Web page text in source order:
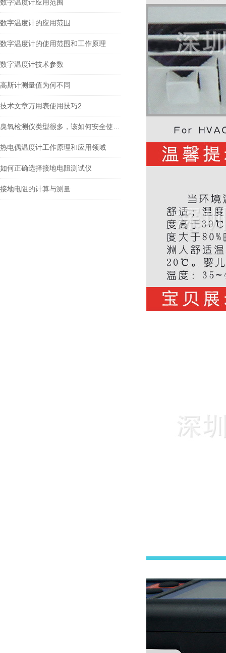
数字温度计应用范围
数字温度计的应用范围
数字温度计的使用范围和工作原理
数字温度计技术参数
高斯计测量值为何不同
技术文章万用表使用技巧2
热电偶温度计工作原理和应用领域
如何正确选择接地电阻测试仪
接地电阻的计算与测量